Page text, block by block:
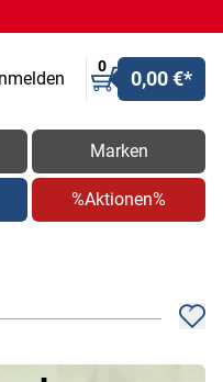
0
0,00 €*
Marken
%Aktionen%